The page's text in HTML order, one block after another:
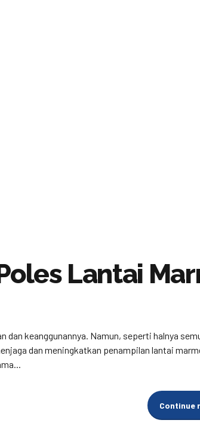
Lantai
keanggunannya. Namun, seperti halnya
dan meningkatkan penampilan lantai
Continue